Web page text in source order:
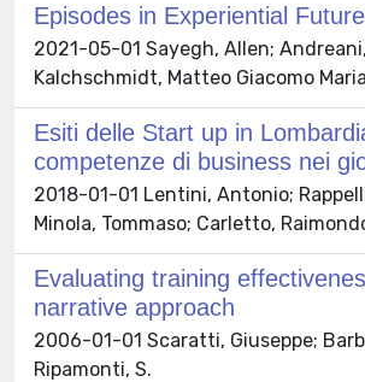
Episodes in Experiential
2021-05-01 Sayegh, Allen;
Kalchschmidt, Matteo Giacomo Maria
Esiti delle Start up in
competenze di business nei
2018-01-01 Lentini, Antonio;
Minola, Tommaso; Carletto,
Evaluating training
narrative approach
2006-01-01 Scaratti, Giuseppe;
Ripamonti, S.